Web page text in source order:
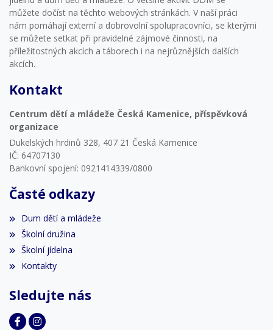
můžete dočíst na těchto webových stránkách. V naší práci
nám pomáhají externí a dobrovolní spolupracovníci, se kterými
se můžete setkat při pravidelné zájmové činnosti, na
příležitostných akcích a táborech i na nejrůznějších dalších
akcích.
Kontakt
Centrum dětí a mládeže Česká Kamenice, příspěvková
organizace
Dukelských hrdinů 328, 407 21 Česká Kamenice
IČ: 64707130
Bankovní spojení: 0921414339/0800
Časté odkazy
Dum dětí a mládeže
Školní družina
Školní jídelna
Kontakty
Sledujte nás